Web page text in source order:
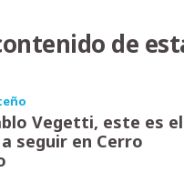
de
Vegetti, este es el
seguir en Cerro